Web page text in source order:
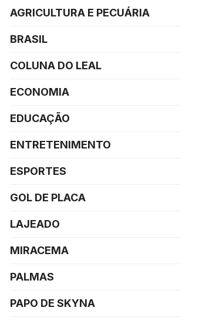
AGRICULTURA E PECUÁRIA
BRASIL
COLUNA DO LEAL
ECONOMIA
EDUCAÇÃO
ENTRETENIMENTO
ESPORTES
GOL DE PLACA
LAJEADO
MIRACEMA
PALMAS
PAPO DE SKYNA